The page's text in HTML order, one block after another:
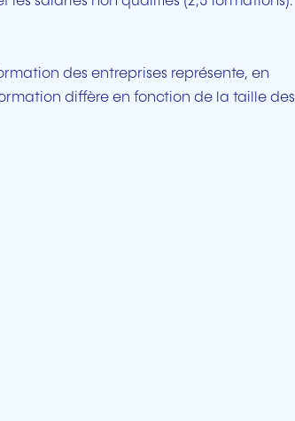
des entreprises représente, en
diffère en fonction de la taille des